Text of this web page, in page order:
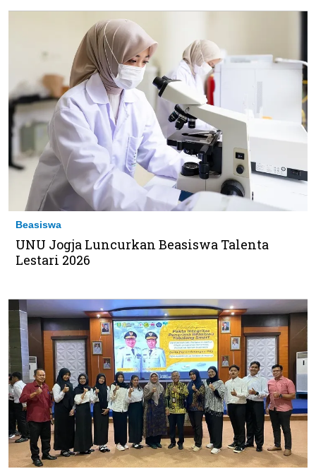
Beasiswa
UNU Jogja Luncurkan Beasiswa Talenta
Lestari 2026